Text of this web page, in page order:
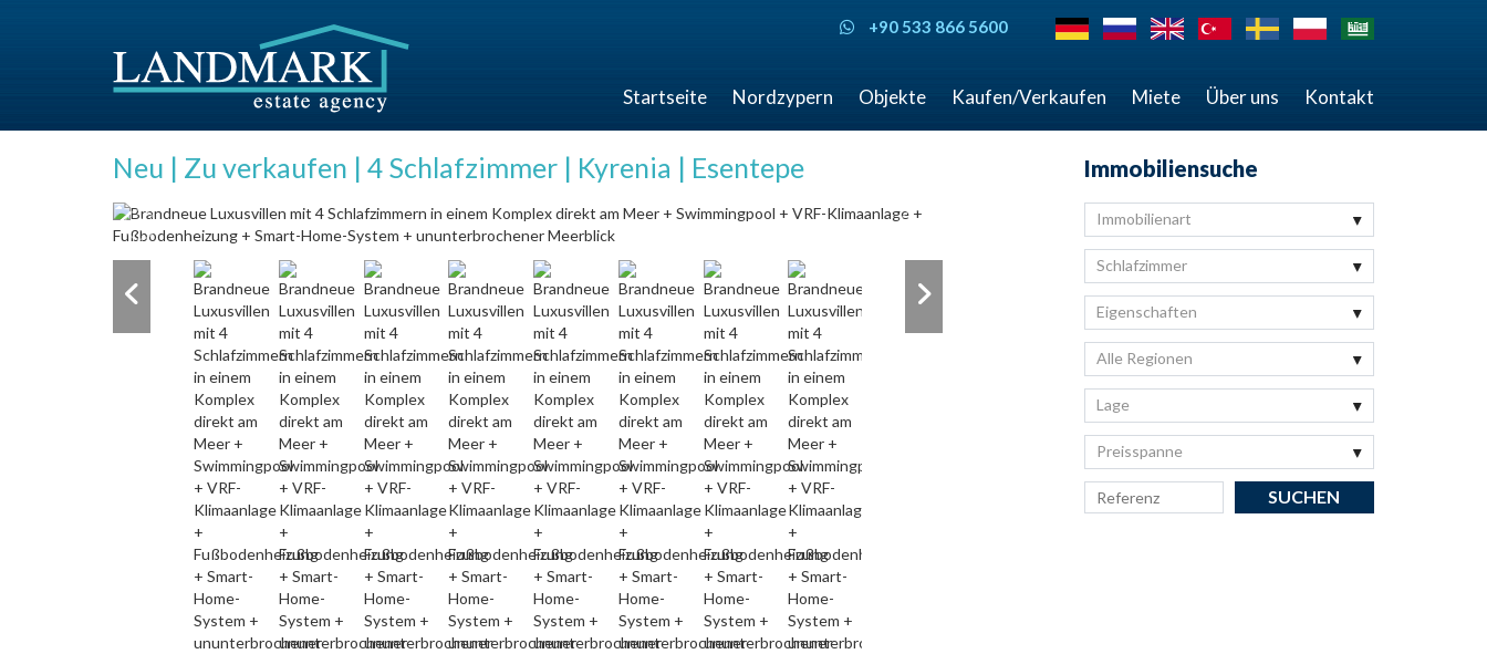
+90 533 866 5600
Startseite Nordzypern Objekte Kaufen/Verkaufen Miete Über uns Kontakt
Neu | Zu verkaufen | 4 Schlafzimmer | Kyrenia | Esentepe Immobiliensuche
Immobilienart
Schlafzimmer
Eigenschaften
Alle Regionen
Lage
Preisspanne